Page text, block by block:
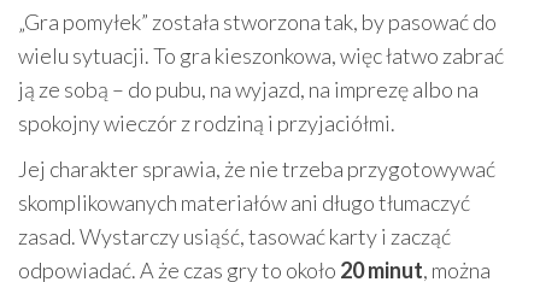
„Gra pomyłek” została stworzona tak, by pasować do
wielu sytuacji. To gra kieszonkowa, więc łatwo zabrać
ją ze sobą – do pubu, na wyjazd, na imprezę albo na
spokojny wieczór z rodziną i przyjaciółmi.
Jej charakter sprawia, że nie trzeba przygotowywać
skomplikowanych materiałów ani długo tłumaczyć
zasad. Wystarczy usiąść, tasować karty i zacząć
odpowiadać. A że czas gry to około 20 minut, można